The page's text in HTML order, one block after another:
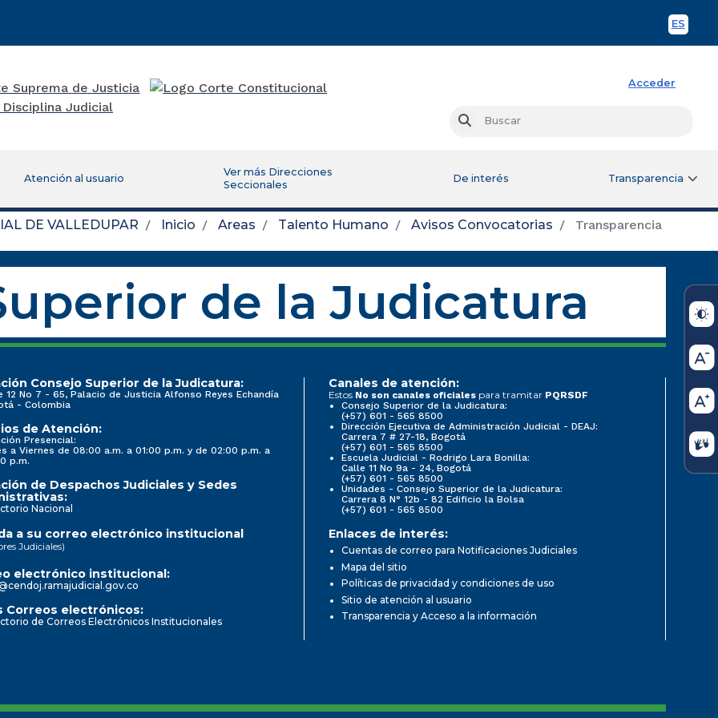
ES
Acceder
Buscar
Atención al usuario
Ver más Direcciones
Seccionales
De interés Transparencia
DE VALLEDUPAR Inicio Areas Talento Humano Avisos Convocatorias Transparencia
de la Judicatura
Consejo Superior de la Judicatura:
12 No 7 - 65, Palacio de Justicia Alfonso Reyes Echandía
- Colombia
de Atención:
Presencial:
a Viernes de 08:00 a.m. a 01:00 p.m. y de 02:00 p.m. a
p.m.
de Despachos Judiciales y Sedes
Nacional
Canales de atención:
Estos No son canales oficiales para tramitar PQRSDF
Consejo Superior de la Judicatura:
(+57) 601 - 565 8500
Dirección Ejecutiva de Administración Judicial - DEAJ:
Carrera 7 # 27-18, Bogotá
(+57) 601 - 565 8500
Escuela Judicial - Rodrigo Lara Bonilla:
Calle 11 No 9a - 24, Bogotá
(+57) 601 - 565 8500
Unidades - Consejo Superior de la Judicatura:
Carrera 8 N° 12b - 82 Edificio la Bolsa
(+57) 601 - 565 8500
a su correo electrónico institucional
Judiciales)
electrónico institucional:
Correos electrónicos:
de Correos Electrónicos Institucionales
Enlaces de interés:
Cuentas de correo para Notificaciones Judiciales
Mapa del sitio
Políticas de privacidad y condiciones de uso
Sitio de atención al usuario
Transparencia y Acceso a la información